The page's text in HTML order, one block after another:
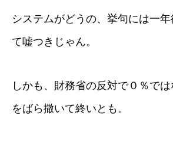
システムがどうの、挙句には一
て嘘つきじゃん。
しかも、財務省の反対で０％では
をばら撒いて終いとも。